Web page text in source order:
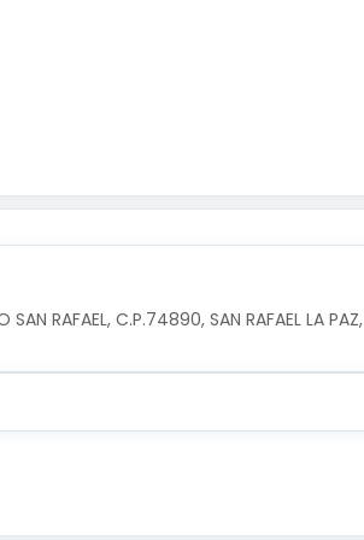
SAN RAFAEL, C.P.74890, SAN RAFAEL LA PAZ,